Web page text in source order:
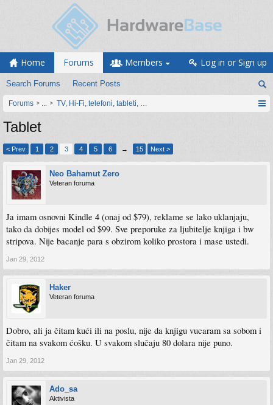
Home Forums
Search Forums Recent Posts
Members Log in or Sign up
Forums ... TV, Hi-Fi, telefoni, tableti, satovi, IoT oprema
Tablet
< Prev 1 2 3 4 5 6 → 15 Next >
Neo Bahamut Zero
Veteran foruma
Ja imam osnovni Kindle 4 (onaj od $79), reklame se lako uklanjaju,
tako da dobijes model od $99. Sve preporuke za ljubitelje knjiga i bw
stripova. Nije bacanje para s obzirom koliko prostora i mase ustedi.
Jan 29, 2012
Haker
Veteran foruma
Dobro, ali ja čitam kući ili na poslu, nije da knjigu vucaram sa sobom i
čitam na svakom ćošku. U svakom slučaju 80 dolara nije puno.
Jan 29, 2012
Ado_sa
Aktivista